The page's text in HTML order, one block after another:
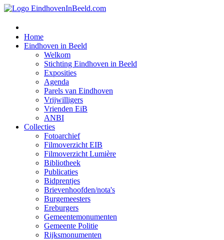
Home
Eindhoven in Beeld
Welkom
Stichting Eindhoven in Beeld
Exposities
Agenda
Parels van Eindhoven
Vrijwilligers
Vrienden EiB
ANBI
Collecties
Fotoarchief
Filmoverzicht EIB
Filmoverzicht Lumière
Bibliotheek
Publicaties
Bidprentjes
Brievenhoofden/nota's
Burgemeesters
Ereburgers
Gemeentemonumenten
Gemeente Politie
Rijksmonumenten